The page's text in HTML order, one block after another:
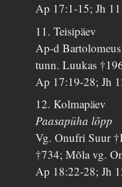
Ap 17:1-15; Jh
11. Teisipäev
Ap-d
tunn. Luukas
Ap 17:19-28; Jh
12. Kolmapäev
Paasapüha lõpp
Vg. Onufri Suur
†734; Mõla vg.
Ap 18:22-28; Jh